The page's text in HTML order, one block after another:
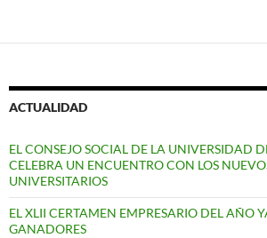
ACTUALIDAD
EL CONSEJO SOCIAL DE LA UNIVERSIDAD
CELEBRA UN ENCUENTRO CON LOS
UNIVERSITARIOS
EL XLII CERTAMEN EMPRESARIO DEL AÑO
GANADORES